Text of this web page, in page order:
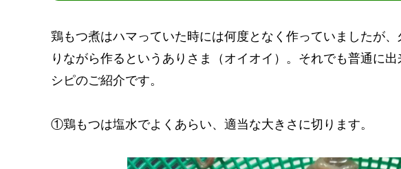
鶏もつ煮はハマっていた時には何度となく作っていましたが
りながら作るというありさま（オイオイ）。それでも普通に
シピのご紹介です。
①鶏もつは塩水でよくあらい、適当な大きさに切ります。